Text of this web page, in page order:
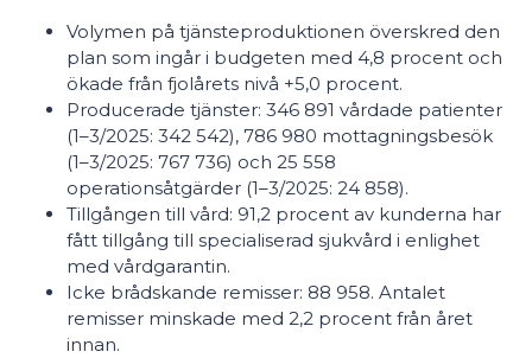
Volymen på tjänsteproduktionen överskred den
plan som ingår i budgeten med 4,8 procent och
ökade från fjolårets nivå +5,0 procent.
Producerade tjänster: 346 891 vårdade patienter
(1–3/2025: 342 542), 786 980 mottagningsbesök
(1–3/2025: 767 736) och 25 558
operationsåtgärder (1–3/2025: 24 858).
Tillgången till vård: 91,2 procent av kunderna har
fått tillgång till specialiserad sjukvård i enlighet
med vårdgarantin.
Icke brådskande remisser: 88 958. Antalet
remisser minskade med 2,2 procent från året
innan.